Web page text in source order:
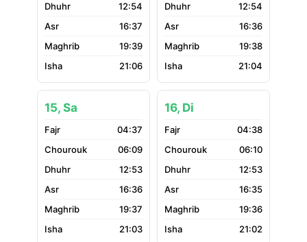
12:54
16:37
19:39
21:06
12:54
16:36
19:38
21:04
15, Sa
04:37
06:09
12:53
16:36
19:37
21:03
16, Di
04:38
06:10
12:53
16:35
19:36
21:02